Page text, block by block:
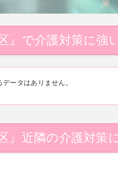
』で介護対策に強
ータはありません。
』近隣の介護対策